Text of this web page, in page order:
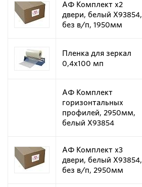
АФ Комплект х2
двери, белый X93854,
без в/п, 1950мм
Пленка для зеркал
0,4х100 мп
АФ Комплект
горизонтальных
профилей, 2950мм,
белый X93854
АФ Комплект х3
двери, белый X93854,
без в/п, 2950мм